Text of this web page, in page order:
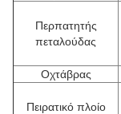
Περπατητής
πεταλούδας
Οχτάβρας
Πειρατικό πλοίο